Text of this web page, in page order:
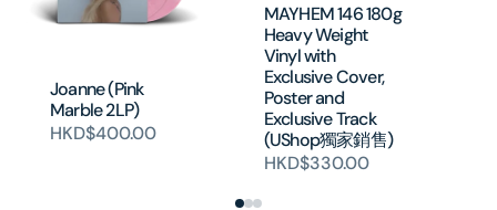
Joanne (Pink
Marble 2LP)
HKD$400.00
MAYHEM 146 180g
Heavy Weight
Vinyl with
Exclusive Cover,
Poster and
Exclusive Track
(UShop獨家銷售)
HKD$330.00